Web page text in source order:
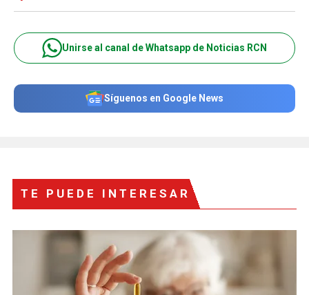
Unirse al canal de Whatsapp de Noticias RCN
Síguenos en Google News
TE PUEDE INTERESAR